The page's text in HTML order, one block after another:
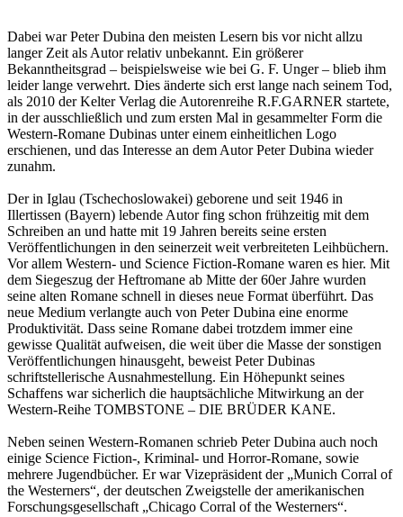
Dabei war Peter Dubina den meisten Lesern bis vor nicht allzu
langer Zeit als Autor relativ unbekannt. Ein größerer
Bekanntheitsgrad – beispielsweise wie bei G. F. Unger – blieb ihm
leider lange verwehrt. Dies änderte sich erst lange nach seinem Tod,
als 2010 der Kelter Verlag die Autorenreihe R.F.GARNER startete,
in der ausschließlich und zum ersten Mal in gesammelter Form die
Western-Romane Dubinas unter einem einheitlichen Logo
erschienen, und das Interesse an dem Autor Peter Dubina wieder
zunahm.
Der in Iglau (Tschechoslowakei) geborene und seit 1946 in
Illertissen (Bayern) lebende Autor fing schon frühzeitig mit dem
Schreiben an und hatte mit 19 Jahren bereits seine ersten
Veröffentlichungen in den seinerzeit weit verbreiteten Leihbüchern.
Vor allem Western- und Science Fiction-Romane waren es hier. Mit
dem Siegeszug der Heftromane ab Mitte der 60er Jahre wurden
seine alten Romane schnell in dieses neue Format überführt. Das
neue Medium verlangte auch von Peter Dubina eine enorme
Produktivität. Dass seine Romane dabei trotzdem immer eine
gewisse Qualität aufweisen, die weit über die Masse der sonstigen
Veröffentlichungen hinausgeht, beweist Peter Dubinas
schriftstellerische Ausnahmestellung. Ein Höhepunkt seines
Schaffens war sicherlich die hauptsächliche Mitwirkung an der
Western-Reihe TOMBSTONE – DIE BRÜDER KANE.
Neben seinen Western-Romanen schrieb Peter Dubina auch noch
einige Science Fiction-, Kriminal- und Horror-Romane, sowie
mehrere Jugendbücher. Er war Vizepräsident der „Munich Corral of
the Westerners“, der deutschen Zweigstelle der amerikanischen
Forschungsgesellschaft „Chicago Corral of the Westerners“.